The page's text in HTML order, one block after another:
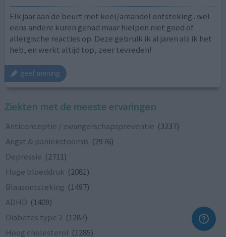
Elk jaar aan de beurt met keel/amandel ontsteking.. wel
eens andere kuren gehad maar hielpen niet goed of
allergische reacties op. Deze gebruik ik al jaren als ik het
heb, en werkt altijd top, zeer tevreden!
geef mening
Ziekten met de meeste ervaringen
Anticonceptie / zwangerschapspreventie (3237)
Angst & paniekstoornis (2976)
Depressie (2711)
Hoge bloeddruk (2081)
Blaasontsteking (1497)
ADHD (1409)
Diabetes type 2 (1287)
Hoog cholesterol (1285)